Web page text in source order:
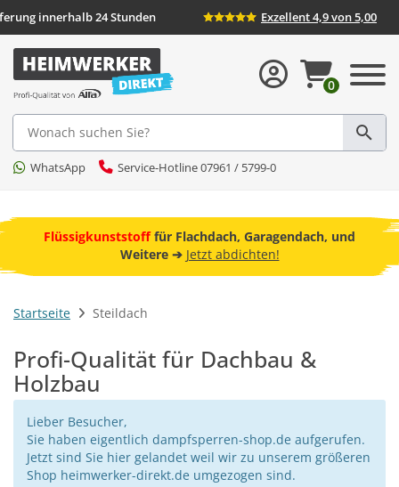
Lieferung innerhalb 24 Stunden Exzellent
Suche
WhatsApp Service-Hotline 07961 / 5799-0
0
Flüssigkunststofffür Flachdach, Garagendach, und
Weitere ➔ Jetzt abdichten!
Startseite Steildach
Profi-Qualität für Dachbau &
Holzbau
Lieber Besucher,
Sie haben eigentlich dampfsperren-shop.de aufgerufen.
Jetzt sind Sie hier gelandet weil wir zu unserem größeren
Shop heimwerker-direkt.de umgezogen sind.